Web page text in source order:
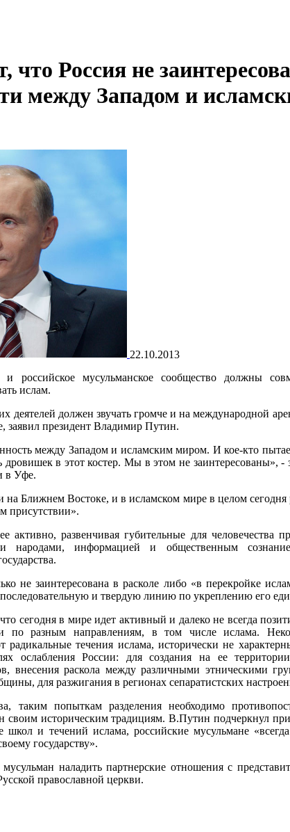
что Россия не
между Западом и
22.10.2013
мусульманское сообщество должны
ислам.
деятелей должен звучать громче и на международной
заявил президент Владимир Путин.
между Западом и исламским миром. И кое-кто
дровишек в этот костер. Мы в этом не заинтересованы», -
в Уфе.
Ближнем Востоке, и в исламском мире в целом сегодня
присутствии».
активно, развенчивая губительные для человечества
и народами, информацией и общественным
не заинтересована в расколе либо «в перекройке
и твердую линию по укреплению его
сегодня в мире идет активный и далеко не всегда
по разным направлениям, в том числе ислама.
радикальные течения ислама, исторически не
ослабления России: для создания на ее
внесения раскола между различными этническими
для разжигания в регионах сепаратистских
таким попыткам разделения необходимо
своим историческим традициям. В.Путин подчеркнул
школ и течений ислама, российские мусульмане
государству».
наладить партнерские отношения с
православной церкви.